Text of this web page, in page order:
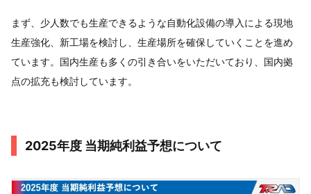
まず、少人数でも生産できるような自動化設備の導入による現地
生産強化、新工場を検討し、生産場所を確保していくことを進め
ています。国内生産も多くの引き合いをいただいており、国内拠
点の拡充も検討しています。
2025年度 当期純利益予想について